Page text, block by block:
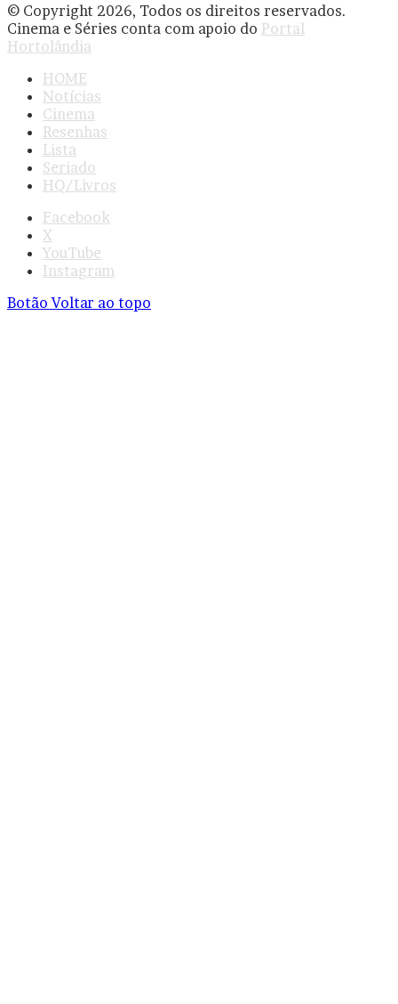
© Copyright 2026, Todos os direitos reservados.
Cinema e Séries conta com apoio do Portal
Hortolândia
HOME
Notícias
Cinema
Resenhas
Lista
Seriado
HQ/Livros
Facebook
X
YouTube
Instagram
Botão Voltar ao topo